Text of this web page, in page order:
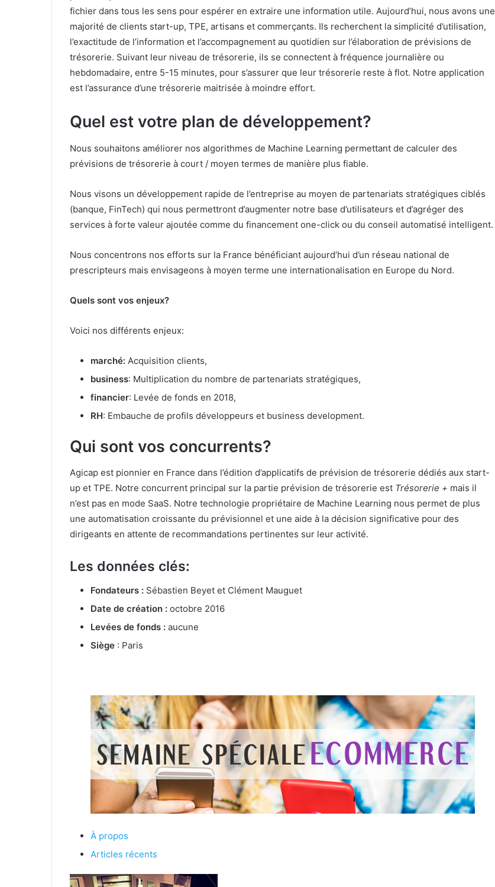
fichier dans tous les sens pour espérer en extraire une information utile. Aujourd’hui, nous avons une
majorité de clients start-up, TPE, artisans et commerçants. Ils recherchent la simplicité d’utilisation,
l’exactitude de l’information et l’accompagnement au quotidien sur l’élaboration de prévisions de
trésorerie. Suivant leur niveau de trésorerie, ils se connectent à fréquence journalière ou
hebdomadaire, entre 5-15 minutes, pour s’assurer que leur trésorerie reste à flot. Notre application
est l’assurance d’une trésorerie maitrisée à moindre effort.
Quel est votre plan de développement?
Nous souhaitons améliorer nos algorithmes de Machine Learning permettant de calculer des
prévisions de trésorerie à court / moyen termes de manière plus fiable.
Nous visons un développement rapide de l’entreprise au moyen de partenariats stratégiques ciblés
(banque, FinTech) qui nous permettront d’augmenter notre base d’utilisateurs et d’agréger des
services à forte valeur ajoutée comme du financement one-click ou du conseil automatisé intelligent.
Nous concentrons nos efforts sur la France bénéficiant aujourd’hui d’un réseau national de
prescripteurs mais envisageons à moyen terme une internationalisation en Europe du Nord.
Quels sont vos enjeux?
Voici nos différents enjeux:
marché: Acquisition clients,
business: Multiplication du nombre de partenariats stratégiques,
financier: Levée de fonds en 2018,
RH: Embauche de profils développeurs et business development.
Qui sont vos concurrents?
Agicap est pionnier en France dans l’édition d’applicatifs de prévision de trésorerie dédiés aux start-
up et TPE. Notre concurrent principal sur la partie prévision de trésorerie est Trésorerie + mais il
n’est pas en mode SaaS. Notre technologie propriétaire de Machine Learning nous permet de plus
une automatisation croissante du prévisionnel et une aide à la décision significative pour des
dirigeants en attente de recommandations pertinentes sur leur activité.
Les données clés:
Fondateurs : Sébastien Beyet et Clément Mauguet
Date de création : octobre 2016
Levées de fonds : aucune
Siège : Paris
À propos
Articles récents